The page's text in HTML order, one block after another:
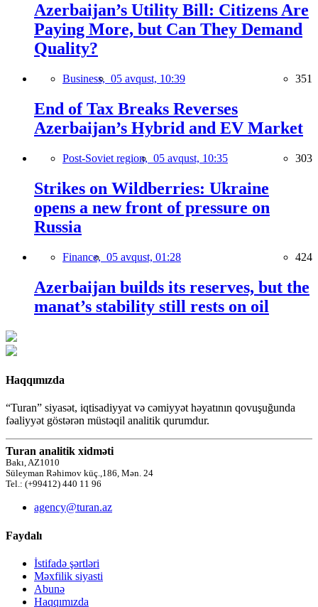
Azerbaijan’s Utility Bill: Citizens Are
Paying More, but Can They Demand
Quality?
Business, 05 avqust, 10:39 351
End of Tax Breaks Reverses
Azerbaijan’s Hybrid and EV Market
Post-Soviet region, 05 avqust, 10:35 303
Strikes on Wildberries: Ukraine
opens a new front of pressure on
Russia
Finance, 05 avqust, 01:28 424
Azerbaijan builds its reserves, but the
manat’s stability still rests on oil
Haqqımızda
“Turan” siyasət, iqtisadiyyat və cəmiyyət həyatının qovuşuğunda
fəaliyyət göstərən müstəqil analitik qurumdur.
Turan analitik xidməti
Bakı, AZ1010
Süleyman Rəhimov küç.,186, Mən. 24
Tel.: (+99412) 440 11 96
agency@turan.az
Faydalı
İstifadə şərtləri
Məxfilik siyasti
Abunə
Haqqımızda